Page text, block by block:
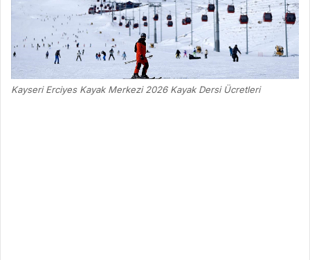
Kayseri Erciyes Kayak Merkezi 2026 Kayak Dersi Ücretleri